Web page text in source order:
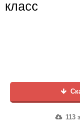
класс
113